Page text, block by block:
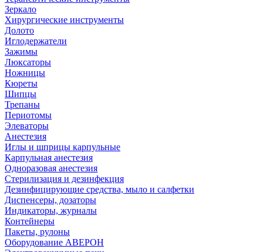
Зеркало
Хирургические инструменты
Долото
Иглодержатели
Зажимы
Люксаторы
Ножницы
Кюреты
Шипцы
Трепаны
Периотомы
Элеваторы
Анестезия
Иглы и шприцы карпульные
Карпульная анестезия
Одноразовая анестезия
Стерилизация и дезинфекция
Дезинфицирующие средства, мыло и салфетки
Диспенсеры, дозаторы
Индикаторы, журналы
Контейнеры
Пакеты, рулоны
Оборудование АВЕРОН